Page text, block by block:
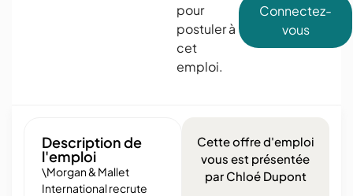
pour
postuler à
cet
emploi.
Connectez-
vous
Description de
l'emploi
\Morgan & Mallet
International recrute
Cette offre d'emploi
vous est présentée
par Chloé Dupont